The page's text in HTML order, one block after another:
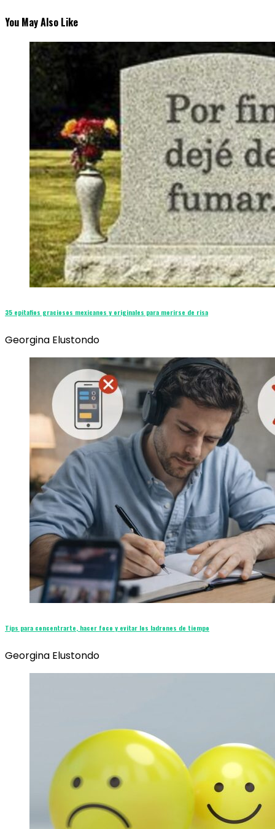
You May Also Like
35 epitafios graciosos mexicanos y originales para morirse de risa
Georgina Elustondo
Tips para concentrarte, hacer foco y evitar los ladrones de tiempo
Georgina Elustondo